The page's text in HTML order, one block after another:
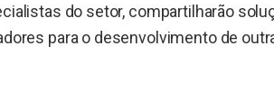
do setor, compartilharão
para o desenvolvimento de